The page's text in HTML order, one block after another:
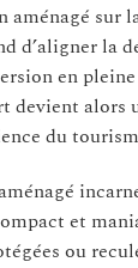
aménagé sur
d’aligner la
en
devient alors
du
et
ou